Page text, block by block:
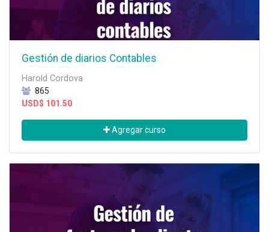
Gestión de diarios Contables
Harold Cordova
865
USD$ 101.50
Agregar curso